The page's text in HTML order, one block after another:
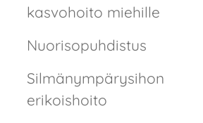
kasvohoito miehille
Nuorisopuhdistus
Silmänympärysihon
erikoishoito